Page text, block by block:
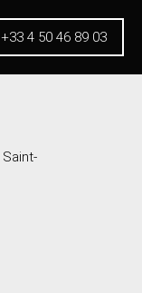
+33 4 50 46 89 03